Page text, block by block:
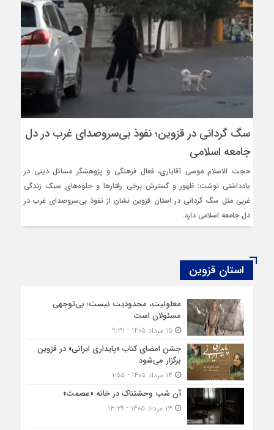
سگ‌ گردانی در قزوین؛ نفوذ بی‌سروصدای غرب در دل
جامعه اسلامی
حجت الاسلام موسی آقایاری،‌ فعال فرهنگی و پژوهشگر مسائل دینی در
یادداشتی نوشت: ظهور و گسترش برخی رفتارها و جلوه‌های سبک زندگی
غربی مثل سگ گردانی در استان قزوین نشان از نفوذ بی‌سروصدای غرب در
دل جامعه اسلامی دارد.
استان قزوین
معلولیت، محدودیت نیست؛ بی‌توجهی
مسئولان است
۱۵ مرداد ۱۴۰۵ - ۹:۳۱
جشن امضای کتاب «پایداری ایرانی» در قزوین
برگزار می‌شود
آن شب وحشتناک در خانه «عصمت»